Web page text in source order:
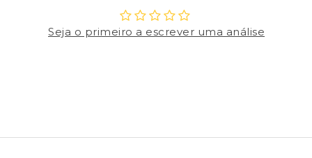
Seja o primeiro a escrever uma análise